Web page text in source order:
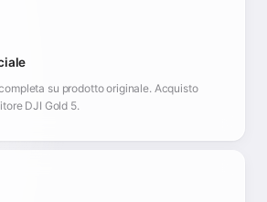
su prodotto originale. Acquisto
DJI Gold 5.